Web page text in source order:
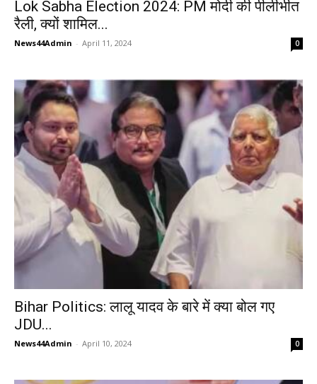
Lok Sabha Election 2024: PM मोदी की पीलीभीत
रैली, क्यों शामिल...
News44Admin - April 11, 2024 0
Bihar Politics: लालू यादव के बारे में क्या बोल गए
JDU...
News44Admin - April 10, 2024 0